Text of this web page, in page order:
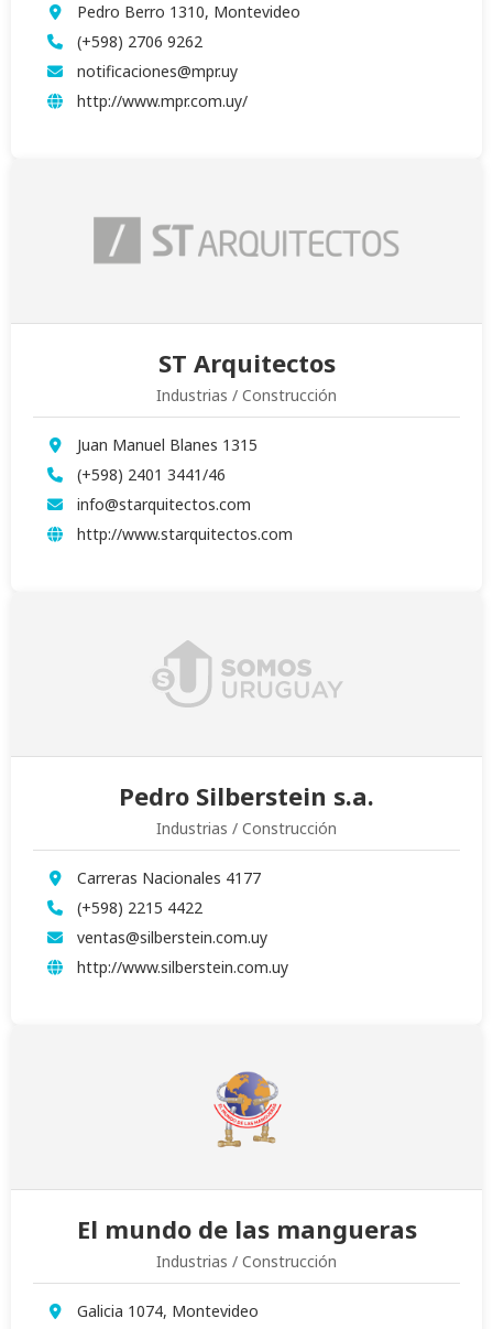
Pedro Berro 1310, Montevideo
(+598) 2706 9262
notificaciones@mpr.uy
http://www.mpr.com.uy/
ST Arquitectos
Industrias / Construcción
Juan Manuel Blanes 1315
(+598) 2401 3441/46
info@starquitectos.com
http://www.starquitectos.com
Pedro Silberstein s.a.
Industrias / Construcción
Carreras Nacionales 4177
(+598) 2215 4422
ventas@silberstein.com.uy
http://www.silberstein.com.uy
El mundo de las mangueras
Industrias / Construcción
Galicia 1074, Montevideo